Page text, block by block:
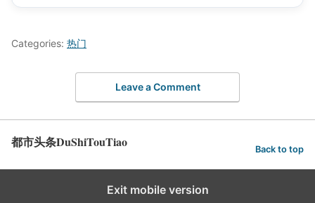
Categories: 热门
Leave a Comment
都市头条DuShiTouTiao Back to top
Exit mobile version